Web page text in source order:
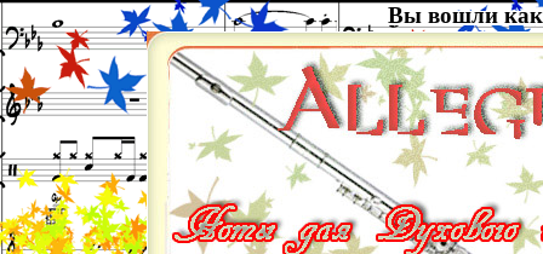
Вы вошли как